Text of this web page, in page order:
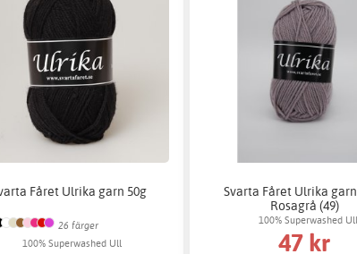
Fåret Ulrika garn 50g
26 färger
100% Superwashed Ull
Svarta Fåret Ulrika
Rosagrå (49)
100% Superwashed Ull
47 kr